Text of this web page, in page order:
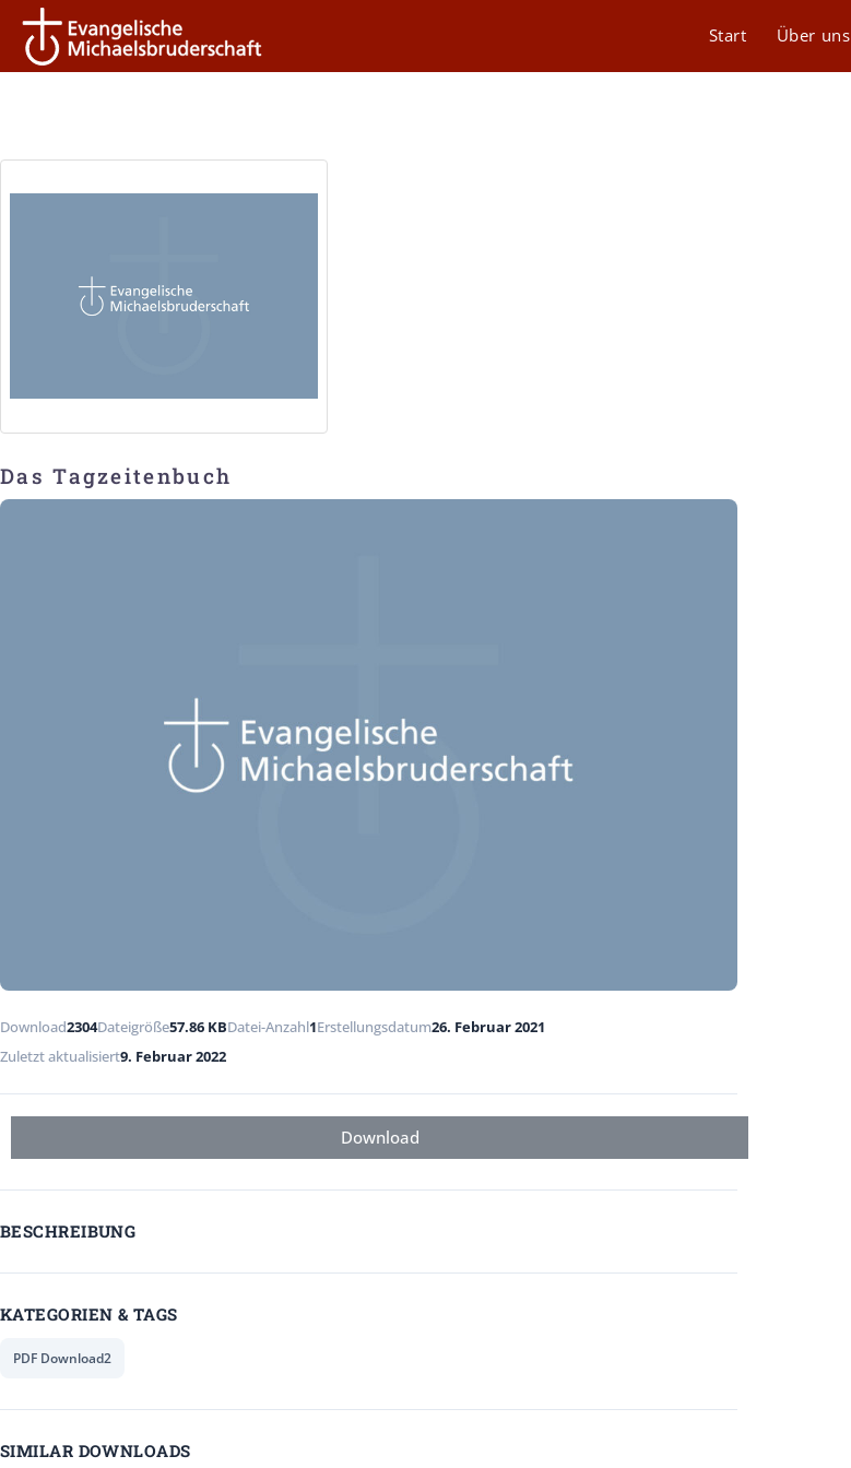
Start Über uns
Das Tagzeitenbuch
Download2304Dateigröße57.86 KBDatei-Anzahl1Erstellungsdatum26. Februar 2021
Zuletzt aktualisiert9. Februar 2022
Download
BESCHREIBUNG
KATEGORIEN & TAGS
PDF Download2
SIMILAR DOWNLOADS